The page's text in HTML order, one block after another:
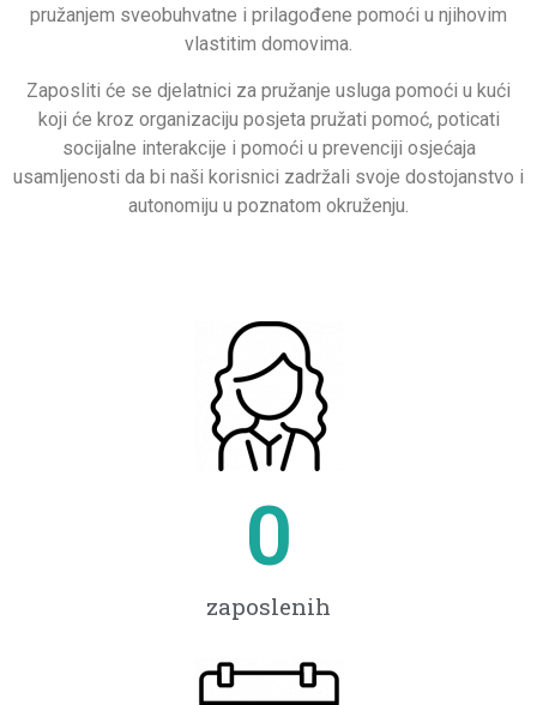
pružanjem sveobuhvatne i prilagođene pomoći u njihovim
vlastitim domovima.
Zaposliti će se djelatnici za pružanje usluga pomoći u kući
koji će kroz organizaciju posjeta pružati pomoć, poticati
socijalne interakcije i pomoći u prevenciji osjećaja
usamljenosti da bi naši korisnici zadržali svoje dostojanstvo i
autonomiju u poznatom okruženju.
zaposlenih
0